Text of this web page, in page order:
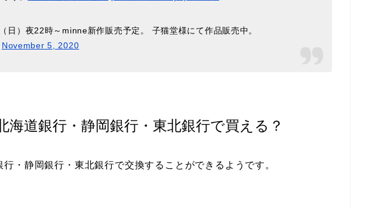
）夜22時～minne新作販売予定。 子猫堂様にて作品販売中。
November 5, 2020
海道銀行・静岡銀行・東北銀行で買える？
・静岡銀行・東北銀行で交換することができるようです。